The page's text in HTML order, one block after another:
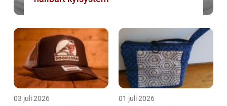
03 juli 2026 01 juli 2026